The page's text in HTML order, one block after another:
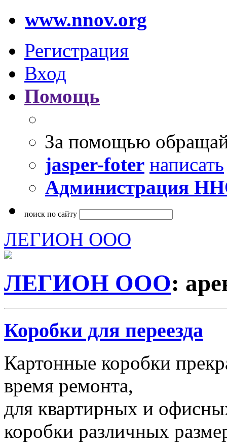
www.nnov.org
Регистрация
Вход
Помощь
За помощью
jasper-foter написать
Администрация
поиск по сайту
ЛЕГИОН ООО
ЛЕГИОН ООО:
Коробки для переезда
Картонные коробки
время ремонта,
для квартирных и
коробки различных